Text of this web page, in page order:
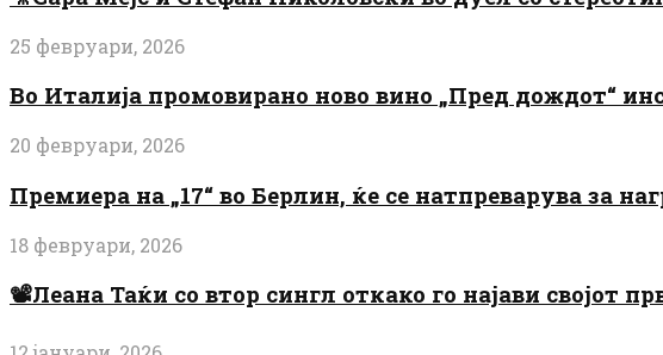
25 февруари, 2026
Во Италија промовирано ново вино „Пред дождот“
20 февруари, 2026
Премиера на „17“ во Берлин, ќе се натпреварува за
18 февруари, 2026
📽️Леана Таќи со втор сингл откако го најави својот